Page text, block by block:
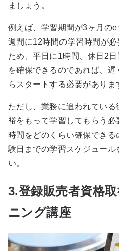
ましょう。
例えば、学習期間が3ヶ月の
週間に12時間の学習時間が
ため、平日に1時間、休日2
を確保できるのであれば、
らスタートする必要がありま
ただし、業務に追われてい
裕をもって学習してもらう
時間をどのくらい確保でき
験日までの学習スケジュール
い。
3.登録販売者資格
ニング講座